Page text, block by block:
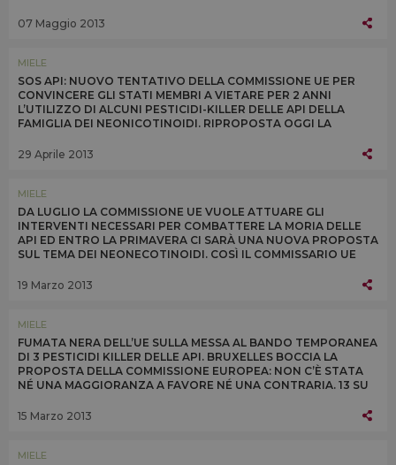
07 Maggio 2013
MIELE
SOS API: NUOVO TENTATIVO DELLA COMMISSIONE UE PER
CONVINCERE GLI STATI MEMBRI A VIETARE PER 2 ANNI
L’UTILIZZO DI ALCUNI PESTICIDI-KILLER DELLE API DELLA
FAMIGLIA DEI NEONICOTINOIDI. RIPROPOSTA OGGI LA
29 Aprile 2013
MIELE
DA LUGLIO LA COMMISSIONE UE VUOLE ATTUARE GLI
INTERVENTI NECESSARI PER COMBATTERE LA MORIA DELLE
API ED ENTRO LA PRIMAVERA CI SARÀ UNA NUOVA PROPOSTA
SUL TEMA DEI NEONECOTINOIDI. COSÌ IL COMMISSARIO UE
19 Marzo 2013
MIELE
FUMATA NERA DELL’UE SULLA MESSA AL BANDO TEMPORANEA
DI 3 PESTICIDI KILLER DELLE API. BRUXELLES BOCCIA LA
PROPOSTA DELLA COMMISSIONE EUROPEA: NON C’È STATA
NÉ UNA MAGGIORANZA A FAVORE NÉ UNA CONTRARIA. 13 SU
15 Marzo 2013
MIELE